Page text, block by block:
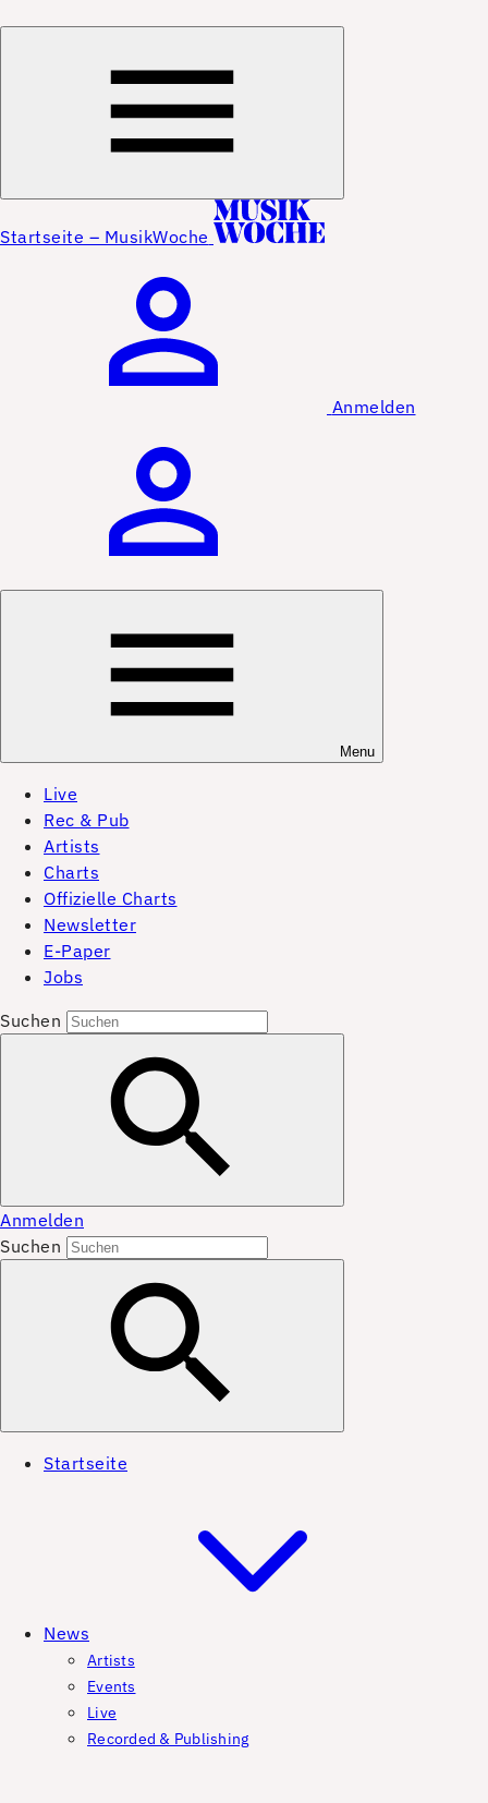
Startseite – MusikWoche
Anmelden
Menu
Live
Rec & Pub
Artists
Charts
Offizielle Charts
Newsletter
E-Paper
Jobs
Suchen
Anmelden
Suchen
Startseite
News
Artists
Events
Live
Recorded & Publishing